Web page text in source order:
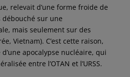
relevait d’une forme froide de
débouché sur une
mais seulement sur des
Vietnam). C’est cette raison,
apocalypse nucléaire, qui
entre l’OTAN et l’URSS.